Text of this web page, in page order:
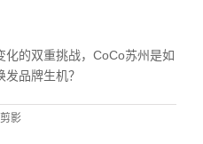
的双重挑战，CoCo苏州是如
品牌生机？
影